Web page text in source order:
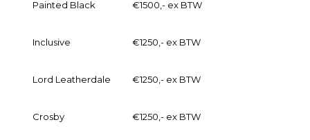
Painted Black €1500,- ex BTW
Inclusive €1250,- ex BTW
Lord Leatherdale €1250,- ex BTW
Crosby €1250,- ex BTW